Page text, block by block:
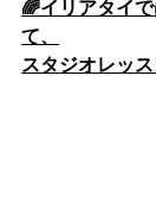
🌈イリアタイ
て、
スタジオレッ